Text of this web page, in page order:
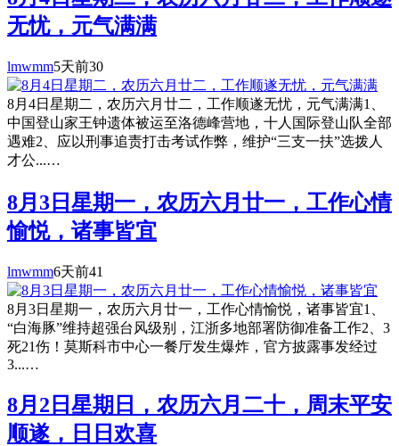
无忧，元气满满
lmwmm5天前30
8月4日星期二，农历六月廿二，工作顺遂无忧，元气满满1、
中国登山家王钟遗体被运至洛德峰营地，十人国际登山队全部
遇难2、应以刑事追责打击考试作弊，维护“三支一扶”选拨人
才公...…
8月3日星期一，农历六月廿一，工作心情
愉悦，诸事皆宜
lmwmm6天前41
8月3日星期一，农历六月廿一，工作心情愉悦，诸事皆宜1、
“白海豚”维持超强台风级别，江浙多地部署防御准备工作2、3
死21伤！莫斯科市中心一餐厅发生爆炸，官方披露事发经过
3...…
8月2日星期日，农历六月二十，周末平安
顺遂，日日欢喜